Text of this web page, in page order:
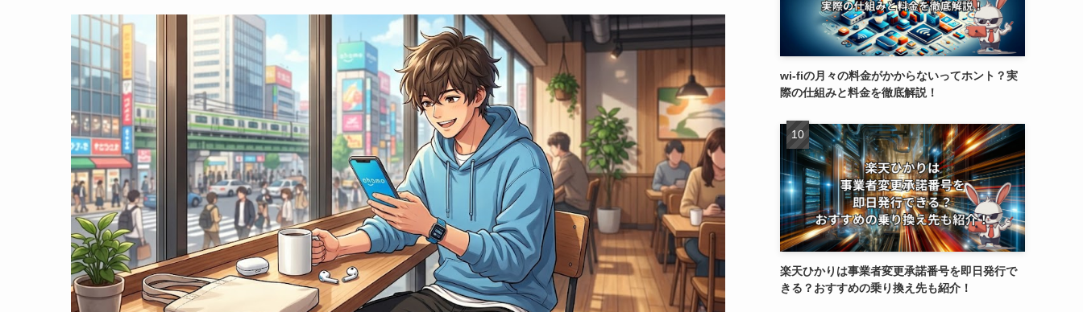
wi-fiの月々の料金がかからないってホント？実
際の仕組みと料金を徹底解説！
楽天ひかりは事業者変更承諾番号を即日発行で
きる？おすすめの乗り換え先も紹介！